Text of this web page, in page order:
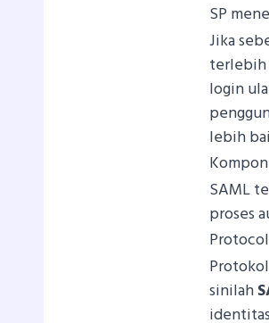
SP
Jika
terlebih
login
lebih
SAML
proses
sinilah